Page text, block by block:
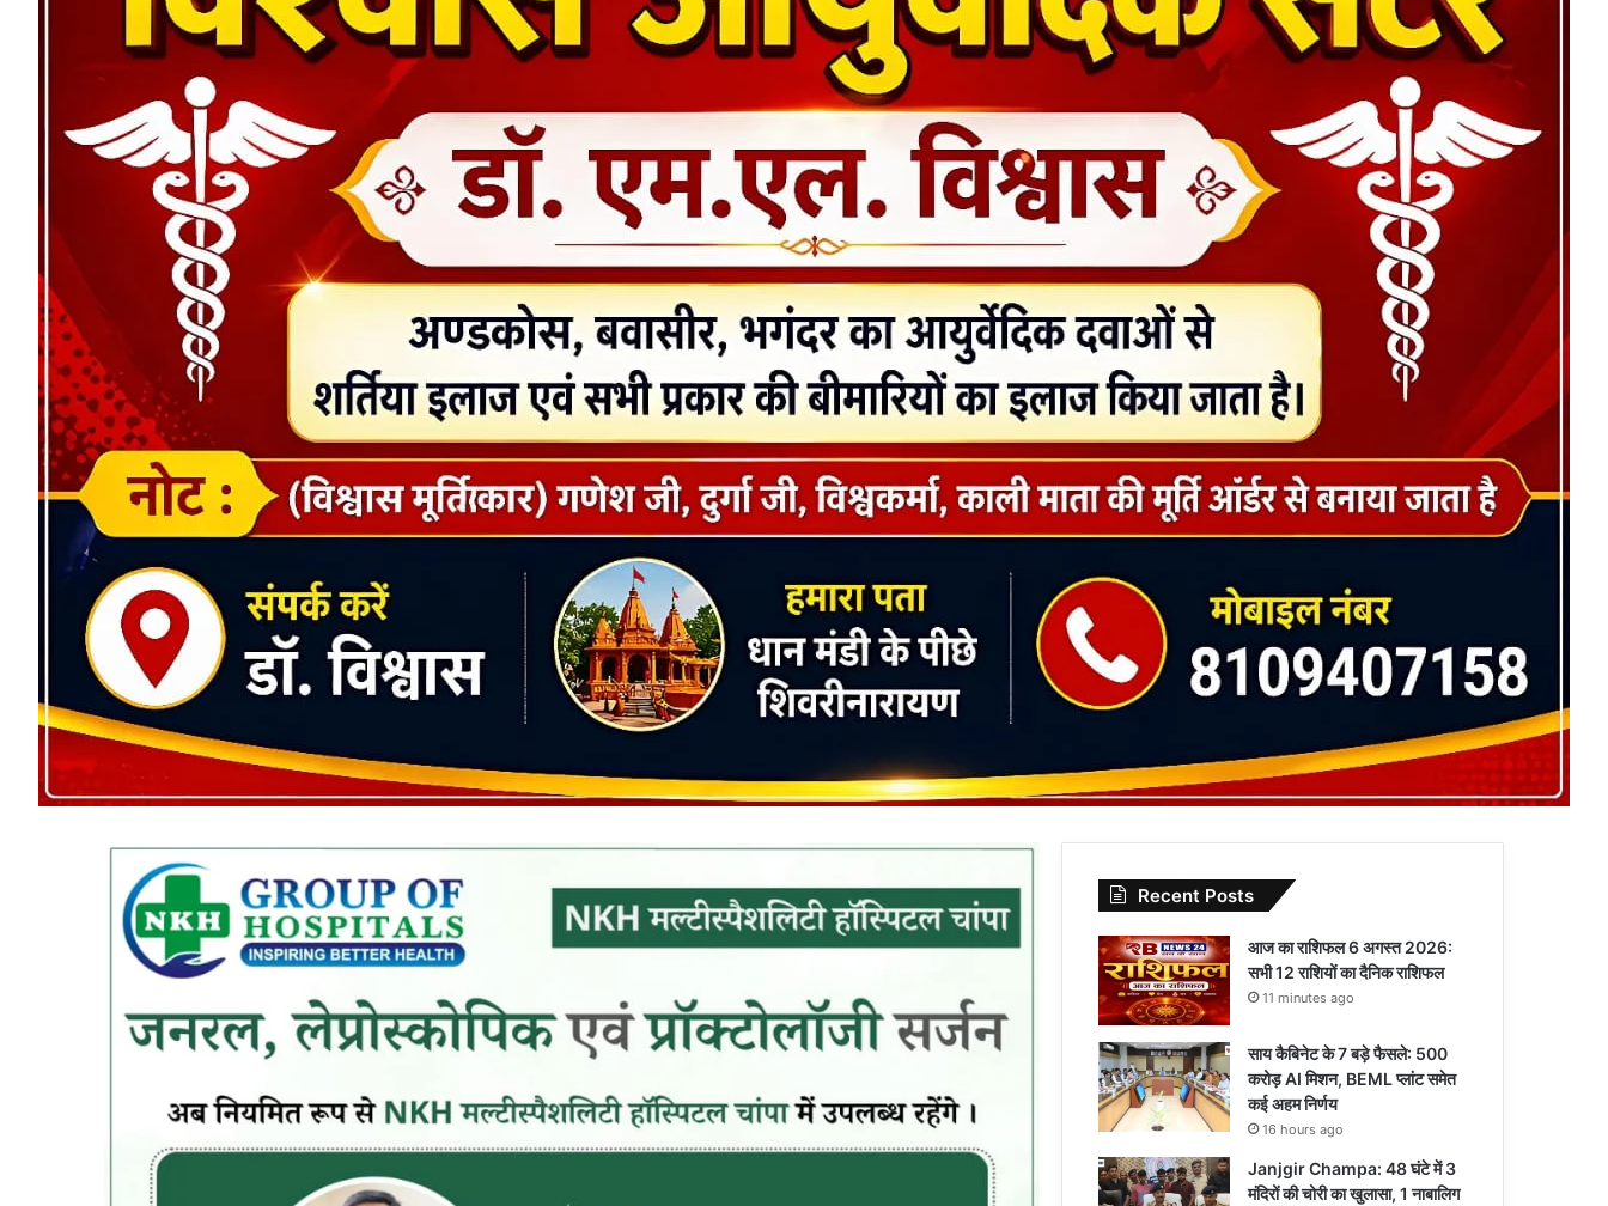
Recent Posts
आज का राशिफल 6 अगस्त 2026:
सभी 12 राशियों का दैनिक राशिफल
11 minutes ago
साय कैबिनेट के 7 बड़े फैसले: 500
करोड़ AI मिशन, BEML प्लांट समेत
कई अहम निर्णय
16 hours ago
Janjgir Champa: 48 घंटे में 3
मंदिरों की चोरी का खुलासा, 1 नाबालिग